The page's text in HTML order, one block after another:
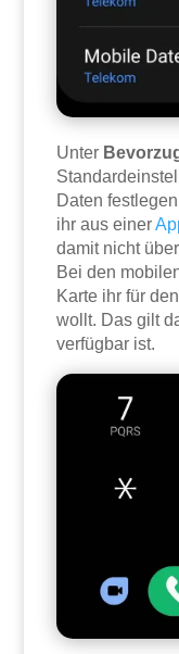
Unter
Daten
ihr aus einer
damit nicht
Bei den
Karte ihr für
wollt. Das gilt
verfügbar ist.